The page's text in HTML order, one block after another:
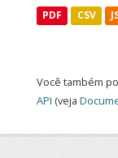
PDF CSV
Você também
API (veja